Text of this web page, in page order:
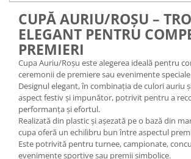
Figurine Plastic
Accesorii Figurine
OUTLET
Cupe Outlet
Medalii Outlet
Trofee Outlet
Figurine Outlet
Personalizari
Produse Personalizate
CUPĂ AURIU/ROȘU –
ELEGANT PENTRU
PREMIERI
Cupa Auriu/Roșu este alegerea ideală pentru
ceremonii de premiere sau evenimente
Designul elegant, în combinația de culori auriu
aspect festiv și impunător, potrivit pentru a
performanța și efortul.
Realizată din plastic și așezată pe o bază din
cupa oferă un echilibru bun între aspectul
Este potrivită pentru turnee, campionate,
evenimente sportive sau premii simbolice.